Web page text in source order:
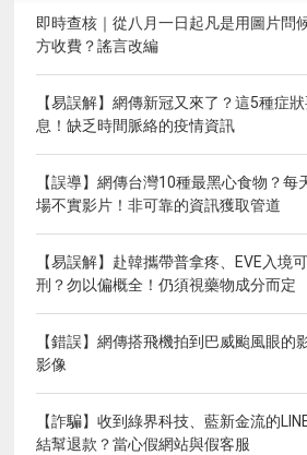
即時查核｜從八月一日起凡是用圖片問
方收費？謠言改編
【易誤解】網傳新冠又來了？這5種症
息！缺乏時間脈絡的疫情資訊
【誤導】網傳台灣10種最黑心食物？每
場不實影片！非可靠的資訊獲取管道
【易誤解】赴韓攜帶普拿疼、EVE入境
刑？勿以偏概全！仍須視藥物成分而定
【錯誤】網傳搭飛機拍到巴威颱風眼的
影像
【詐騙】收到綠界科技、藍新金流的
結幫退款？當心假網站與假客服